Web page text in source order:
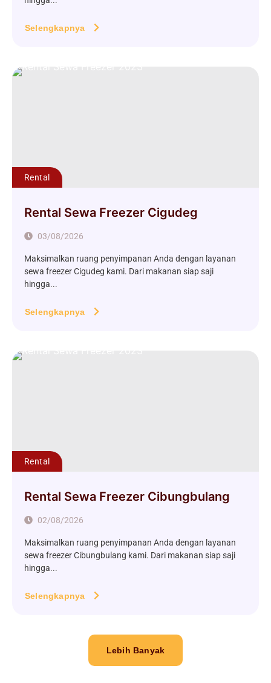
Selengkapnya
Rental
Rental Sewa Freezer Cigudeg
03/08/2026
Maksimalkan ruang penyimpanan Anda dengan layanan
sewa freezer Cigudeg kami. Dari makanan siap saji
hingga...
Selengkapnya
Rental
Rental Sewa Freezer Cibungbulang
02/08/2026
Maksimalkan ruang penyimpanan Anda dengan layanan
sewa freezer Cibungbulang kami. Dari makanan siap saji
hingga...
Selengkapnya
Lebih Banyak